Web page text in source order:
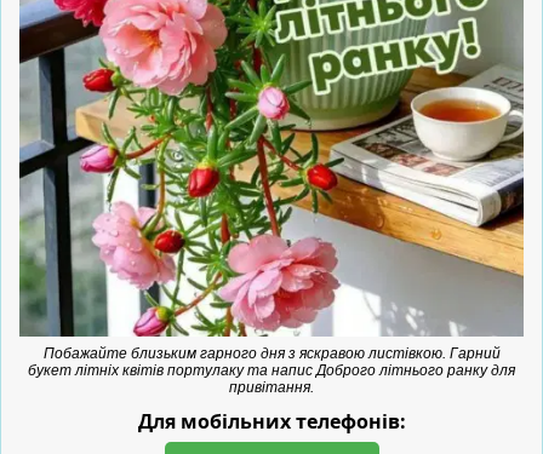
Побажайте близьким гарного дня з яскравою листівкою. Гарний
букет літніх квітів портулаку та напис Доброго літнього ранку для
привітання.
Для мобільних телефонів: